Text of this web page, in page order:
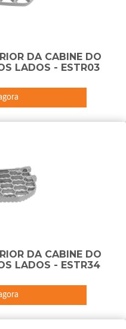
DA CABINE DO
LADOS - ESTR03
DA CABINE DO
LADOS - ESTR34